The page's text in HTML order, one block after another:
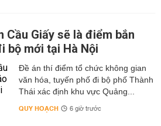
Cầu Giấy sẽ là điểm bắn
bộ mới tại Hà Nội
Đề án thí điểm tổ chức không gian
văn hóa, tuyến phố đi bộ phố Thành
Thái xác định khu vực Quảng...
QUY HOẠCH 6 giờ trước